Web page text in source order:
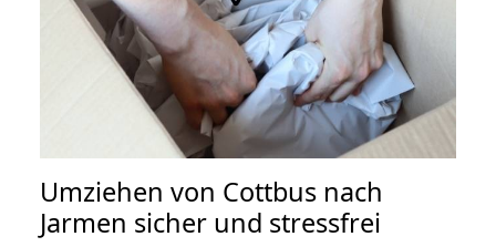
Umziehen von Cottbus nach
Jarmen sicher und stressfrei